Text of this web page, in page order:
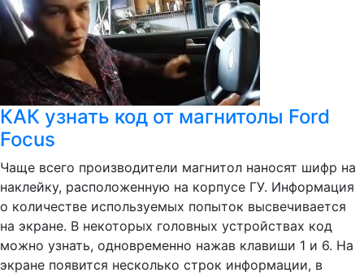
КАК узнать код от магнитолы Ford
Focus
Чаще всего производители магнитол наносят шифр на
наклейку, расположенную на корпусе ГУ. Информация
о количестве используемых попыток высвечивается
на экране. В некоторых головных устройствах код
можно узнать, одновременно нажав клавиши 1 и 6. На
экране появится несколько строк информации, в